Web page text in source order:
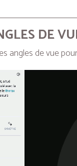
DE
angles de vue